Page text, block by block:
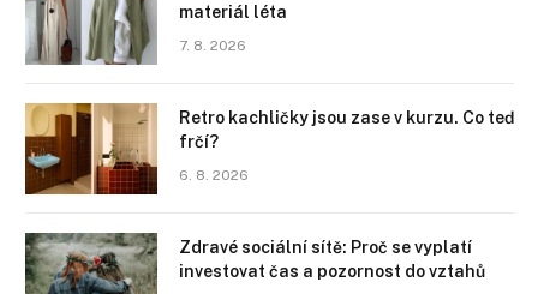
materiál léta
7. 8. 2026
Retro kachličky jsou zase v kurzu. Co teď
frčí?
6. 8. 2026
Zdravé sociální sítě: Proč se vyplatí
investovat čas a pozornost do vztahů